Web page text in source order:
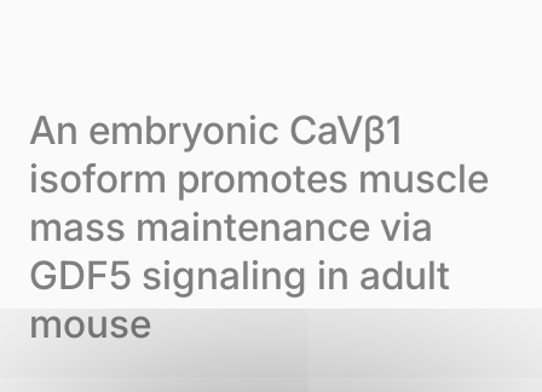
An embryonic CaVβ1
isoform promotes muscle
mass maintenance via
GDF5 signaling in adult
mouse